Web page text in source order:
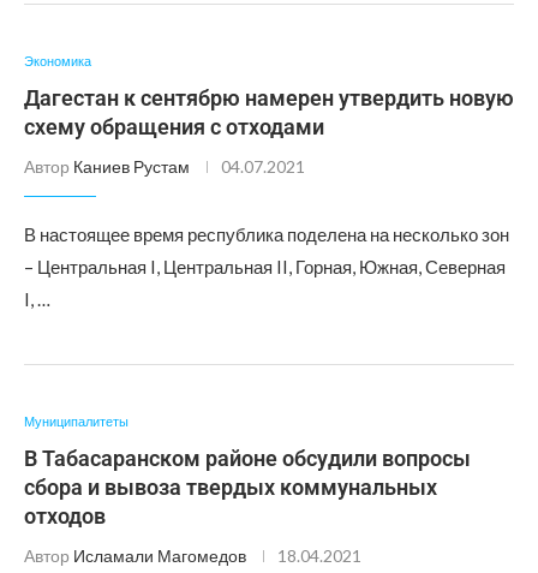
Экономика
Дагестан к сентябрю намерен утвердить новую
схему обращения с отходами
Автор Каниев Рустам 04.07.2021
В настоящее время республика поделена на несколько зон
– Центральная I, Центральная II, Горная, Южная, Северная
I, …
Муниципалитеты
В Табасаранском районе обсудили вопросы
сбора и вывоза твердых коммунальных
отходов
Автор Исламали Магомедов 18.04.2021